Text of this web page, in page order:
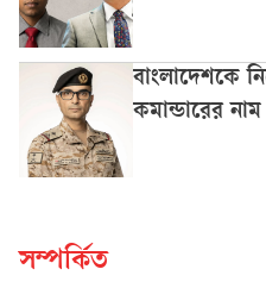
বাংলাদেশকে
কমান্ডারের
সম্পর্কিত